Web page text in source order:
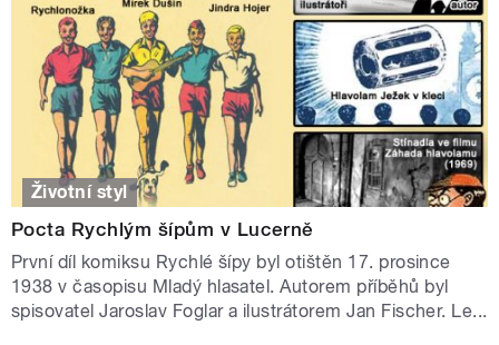
Životní styl
Pocta Rychlým šípům v Lucerně
První díl komiksu Rychlé šípy byl otištěn 17. prosince
1938 v časopisu Mladý hlasatel. Autorem příběhů byl
spisovatel Jaroslav Foglar a ilustrátorem Jan Fischer. Le...